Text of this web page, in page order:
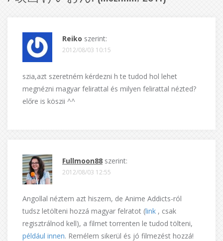
Reiko szerint:
2012/08/03 10:15
szia,azt szeretném kérdezni h te tudod hol lehet
megnézni magyar felirattal és milyen felirattal nézted?
előre is köszii ^^
Fullmoon88 szerint:
2012/08/03 12:55
Angollal néztem azt hiszem, de Anime Addicts-ról
tudsz letölteni hozzá magyar felratot (link , csak
regisztrálnod kell), a filmet torrenten le tudod tölteni,
például innen. Remélem sikerül és jó filmezést hozzá!